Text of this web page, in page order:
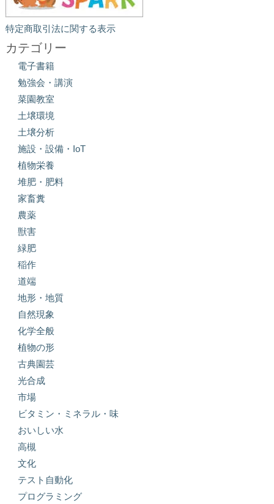
特定商取引法に関する表示
カテゴリー
電子書籍
勉強会・講演
菜園教室
土壌環境
土壌分析
施設・設備・IoT
植物栄養
堆肥・肥料
家畜糞
農薬
獣害
緑肥
稲作
道端
地形・地質
自然現象
化学全般
植物の形
古典園芸
光合成
市場
ビタミン・ミネラル・味
おいしい水
高槻
文化
テスト自動化
プログラミング